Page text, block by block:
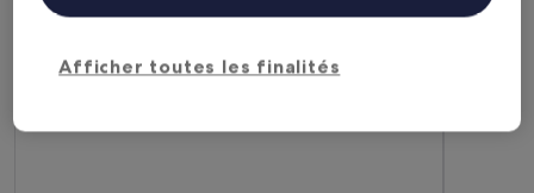
Sataya Resort Marsa Alam JAZ Elite
Afficher toutes les finalités